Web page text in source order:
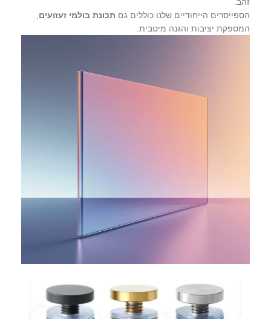
הספייסרים הייחודיים שלנו כוללים גם תכונת בולמי זעזועים
המספקת יציבות והגנה מיטבית.